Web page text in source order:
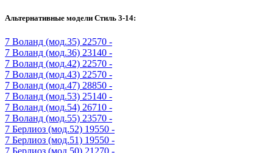
Альтернативные модели Стиль 3-14:
7 Воланд (мод.35) 22570 -
7 Воланд (мод.36) 23140 -
7 Воланд (мод.42) 22570 -
7 Воланд (мод.43) 22570 -
7 Воланд (мод.47) 28850 -
7 Воланд (мод.53) 25140 -
7 Воланд (мод.54) 26710 -
7 Воланд (мод.55) 23570 -
7 Берлиоз (мод.52) 19550 -
7 Берлиоз (мод.51) 19550 -
7 Берлиоз (мод.50) 21270 -